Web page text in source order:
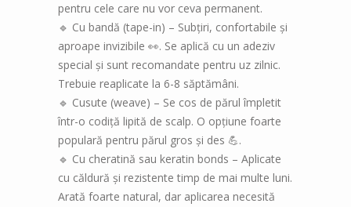
pentru cele care nu vor ceva permanent.
🔹 Cu bandă (tape-in) – Subțiri, confortabile și
aproape invizibile 👀. Se aplică cu un adeziv
special și sunt recomandate pentru uz zilnic.
Trebuie reaplicate la 6-8 săptămâni.
🔹 Cusute (weave) – Se cos de părul împletit
într-o codiță lipită de scalp. O opțiune foarte
populară pentru părul gros și des 💪.
🔹 Cu cheratină sau keratin bonds – Aplicate
cu căldură și rezistente timp de mai multe luni.
Arată foarte natural, dar aplicarea necesită